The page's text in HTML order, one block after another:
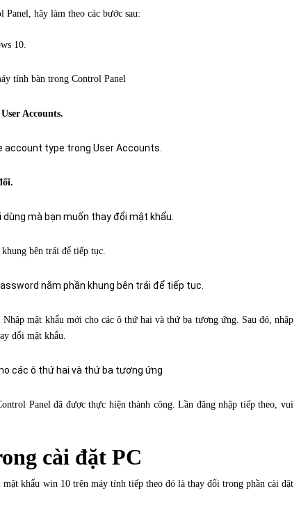
hãy làm theo các bước sau:
10.
Accounts.
khung bên trái để tiếp tục.
mật khẩu mới cho các ô thứ hai và thứ ba tương ứng. Sau đó, nhập
đổi mật khẩu.
Panel đã được thực hiện thành công. Lần đăng nhập tiếp theo, vui
cài đặt PC
khẩu win 10 trên máy tính tiếp theo đó là thay đổi trong phần cài đặt